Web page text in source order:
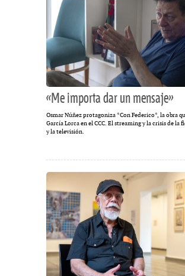
«Me importa dar un mensaje»
Osmar Núñez protagoniza *Con Federico*, la obra
García Lorca en el CCC. El streaming y la crisis de la
y la televisión.